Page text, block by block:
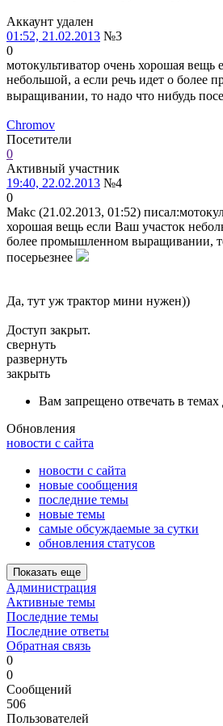
Аккаунт удален
01:52, 21.02.2013 №3
0
мотокультиватор очень хорошая вещь
небольшой, а если речь идет о более
выращивании, то надо что нибудь
Chromov
Посетители
0
Активный участник
19:40, 22.02.2013 №4
0
Makc (21.02.2013, 01:52) писал:
хорошая вещь если Ваш участок
более промышленном выращивании,
посерьезнее
Да, тут уж трактор мини нужен))
Доступ закрыт.
свернуть
развернуть
закрыть
Вам запрещено отвечать в
Обновления
новости с сайта
новости с сайта
новые сообщения
последние темы
новые темы
самые обсуждаемые за сутки
обновления статусов
Показать еще
Администрация
Активные темы
Последние темы
Последние ответы
Обратная связь
0
0
Сообщений
506
Пользователей